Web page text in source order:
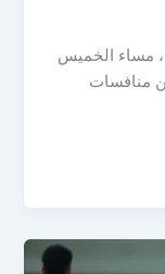
مساء الخميس
ضمن مباريات الجولة 32 من منافسات